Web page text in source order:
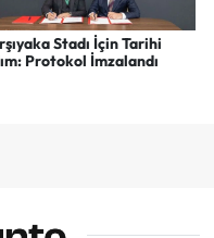
Stadı İçin Tarihi
Protokol İmzalandı